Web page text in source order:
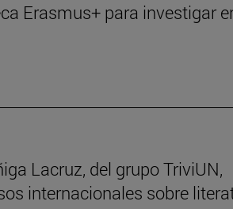
Erasmus+ para investigar
Lacruz, del grupo TriviUN,
internacionales sobre